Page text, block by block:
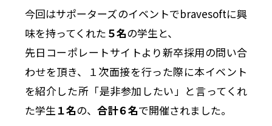
今回はサポーターズのイベントでbravesoftに興
味を持ってくれた ５名の学生と、
先日コーポレートサイトより新卒採用の問い合
わせを頂き、１次面接を行った際に本イベント
を紹介した所「是非参加したい」と言ってくれ
た学生１名の、 合計６名で開催されました。